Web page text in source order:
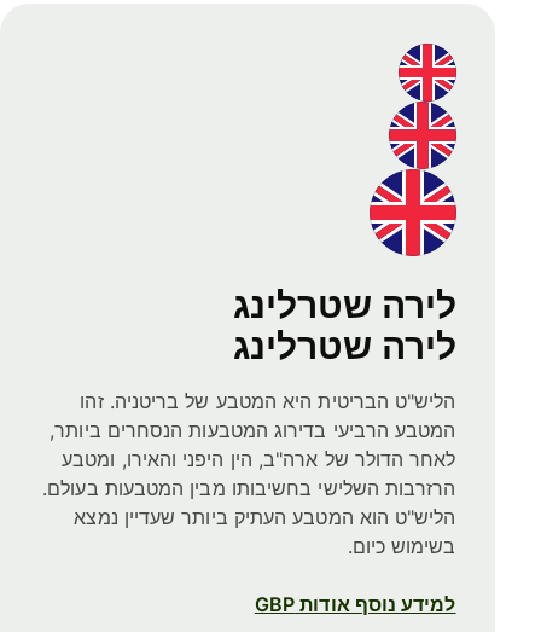
לירה שטרלינג
לירה שטרלינג
הליש"ט הבריטית היא המטבע של בריטניה. זהו
המטבע הרביעי בדירוג המטבעות הנסחרים ביותר,
לאחר הדולר של ארה"ב, הין היפני והאירו, ומטבע
הרזרבות השלישי בחשיבותו מבין המטבעות בעולם.
הליש"ט הוא המטבע העתיק ביותר שעדיין נמצא
בשימוש כיום.
למידע נוסף אודות GBP